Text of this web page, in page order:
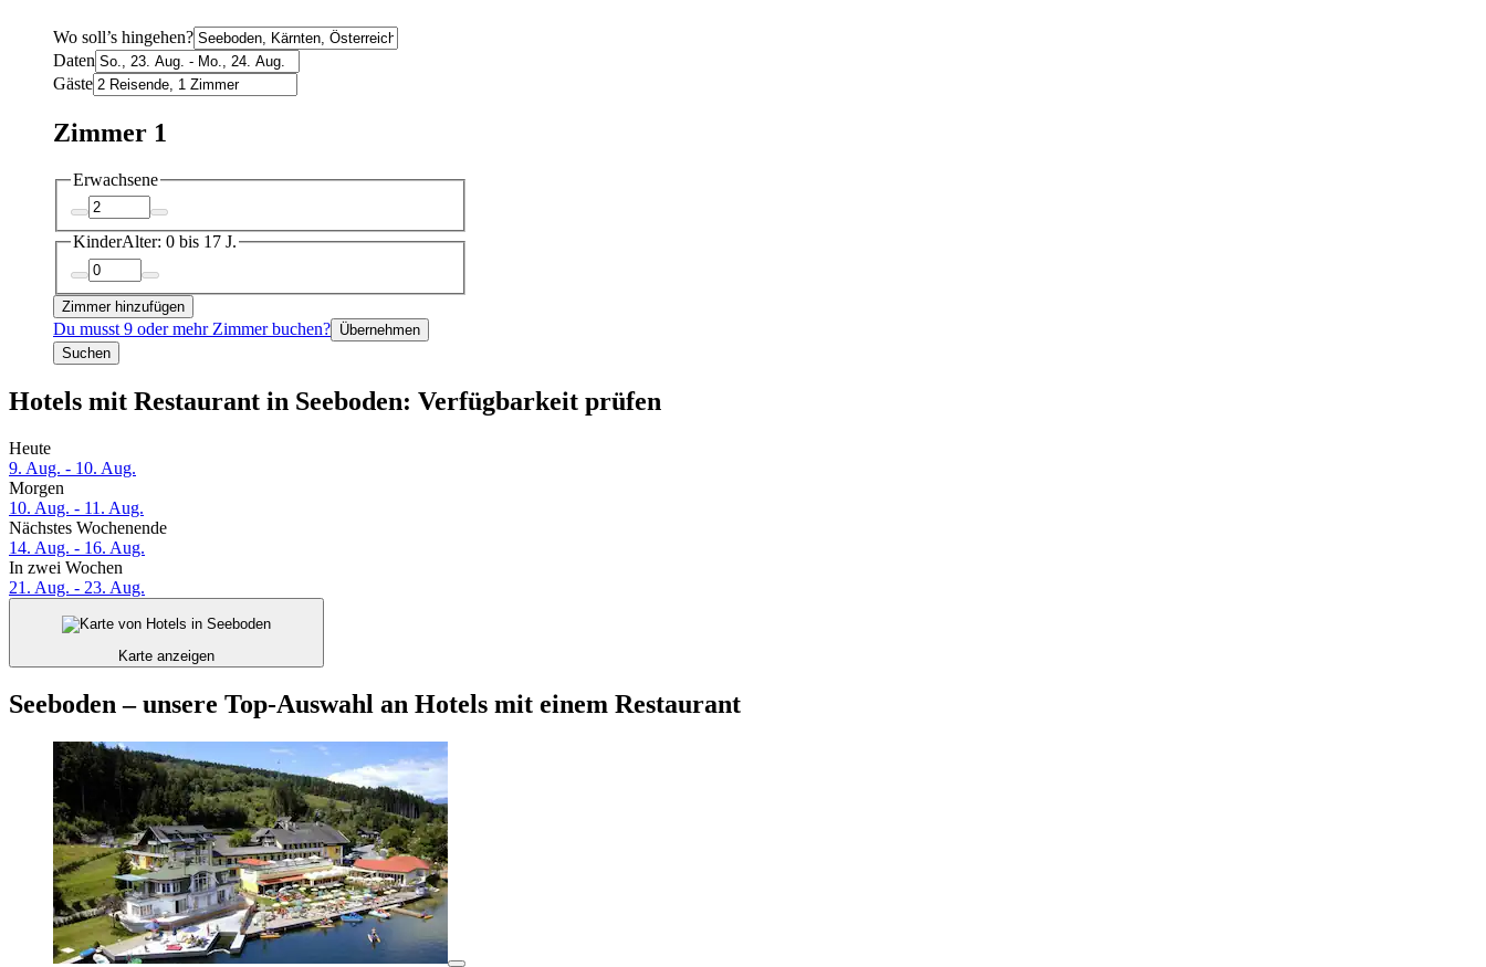
Wo soll’s hingehen?
Daten
Gäste
Zimmer 1
Erwachsene
KinderAlter: 0 bis 17 J.
Zimmer hinzufügen
Du musst 9 oder mehr Zimmer buchen? Übernehmen
Suchen
Hotels mit Restaurant in Seeboden: Verfügbarkeit prüfen
Heute
9. Aug. - 10. Aug.
Morgen
10. Aug. - 11. Aug.
Nächstes Wochenende
14. Aug. - 16. Aug.
In zwei Wochen
21. Aug. - 23. Aug.
Karte anzeigen
Seeboden – unsere Top-Auswahl an Hotels mit einem Restaurant